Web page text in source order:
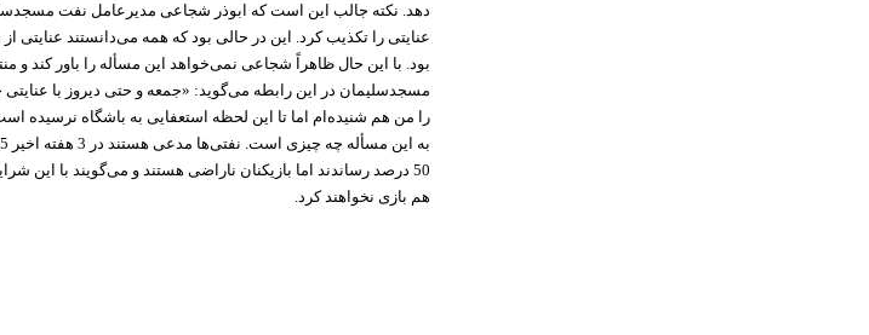
دهد. نکته جالب این است که ابوذر شجاعی مدیرعامل نفت
عنایتی را تکذیب کرد. این در حالی بود که همه می‌دانستند عنایتی
بود. با این حال ظاهراً شجاعی نمی‌خواهد این مسأله را باور کند
مسجدسلیمان در این رابطه می‌گوید: «جمعه و حتی دیروز با عنایتی
را من هم شنیده‌ام اما تا این لحظه استعفایی به باشگاه نرسیده
50 درصد رساندند اما بازیکنان ناراضی هستند و می‌گویند با این
هم بازی نخواهند کرد.